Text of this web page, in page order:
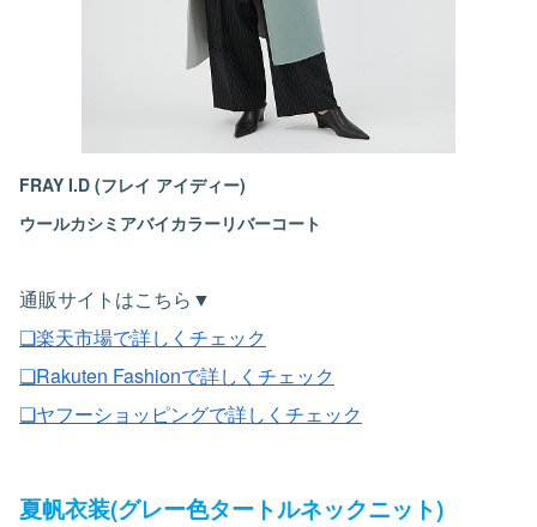
FRAY I.D (フレイ アイディー)
ウールカシミアバイカラーリバーコート
通販サイトはこちら▼
❏楽天市場で詳しくチェック
❏Rakuten Fashionで詳しくチェック
❏ヤフーショッピングで詳しくチェック
夏帆衣装(グレー色タートルネックニット)